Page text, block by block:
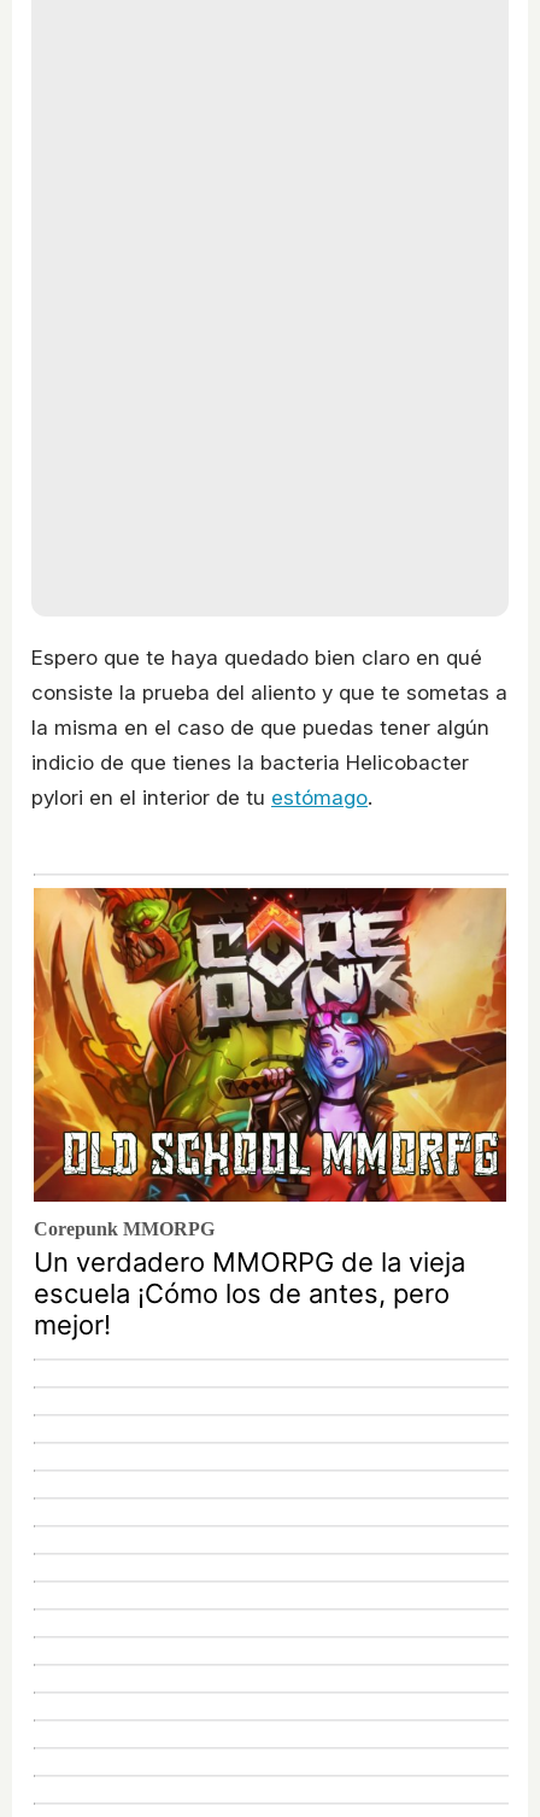
Espero que te haya quedado bien claro en qué
consiste la prueba del aliento y que te sometas a
la misma en el caso de que puedas tener algún
indicio de que tienes la bacteria Helicobacter
pylori en el interior de tu estómago.
Corepunk MMORPG
Un verdadero MMORPG de la vieja
escuela ¡Cómo los de antes, pero
mejor!